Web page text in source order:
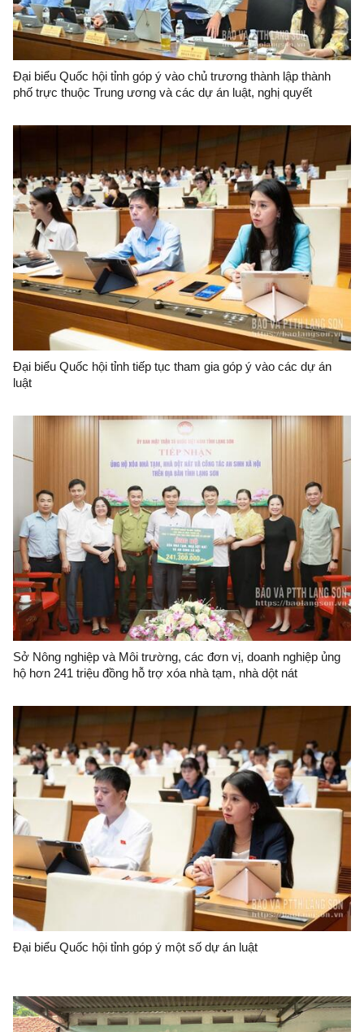
Đại biểu Quốc hội tỉnh góp ý vào chủ trương thành lập thành
phố trực thuộc Trung ương và các dự án luật, nghị quyết
Đại biểu Quốc hội tỉnh tiếp tục tham gia góp ý vào các dự án
luật
Sở Nông nghiệp và Môi trường, các đơn vị, doanh nghiệp ủng
hộ hơn 241 triệu đồng hỗ trợ xóa nhà tạm, nhà dột nát
Đại biểu Quốc hội tỉnh góp ý một số dự án luật